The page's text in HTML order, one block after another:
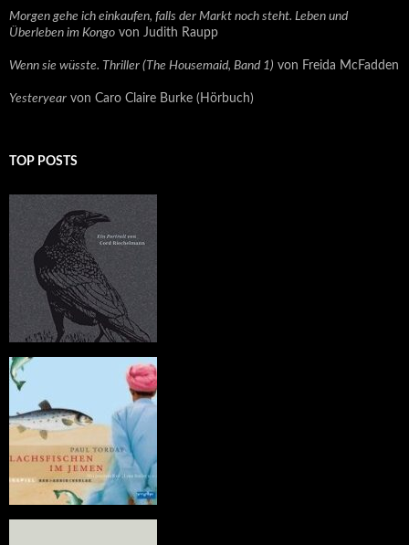
Morgen gehe ich einkaufen, falls der Markt noch steht. Leben und
Überleben im Kongo von Judith Raupp
Wenn sie wüsste. Thriller (The Housemaid, Band 1) von Freida McFadden
Yesteryear von Caro Claire Burke (Hörbuch)
TOP POSTS